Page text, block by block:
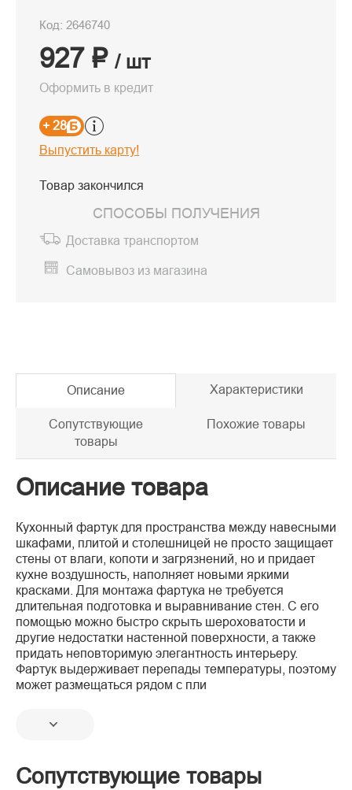
Код: 2646740
927 ₽ / шт
Оформить в кредит
+ 28
Выпустить карту!
Товар закончился
СПОСОБЫ ПОЛУЧЕНИЯ
Доставка транспортом
Самовывоз из магазина
Описание Характеристики
Сопутствующие
товары
Похожие товары
Описание товара
Кухонный фартук для пространства между навесными
шкафами, плитой и столешницей не просто защищает
стены от влаги, копоти и загрязнений, но и придает
кухне воздушность, наполняет новыми яркими
красками. Для монтажа фартука не требуется
длительная подготовка и выравнивание стен. С его
помощью можно быстро скрыть шероховатости и
другие недостатки настенной поверхности, а также
придать неповторимую элегантность интерьеру.
Фартук выдерживает перепады температуры, поэтому
может размещаться рядом с пли
Сопутствующие товары